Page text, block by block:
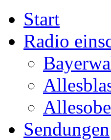
Start
Radio
Sendungen